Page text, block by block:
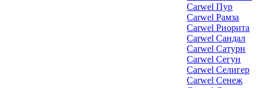
Carwel Пур
Carwel Рамза
Carwel Риорита
Carwel Сандал
Carwel Сатурн
Carwel Сегун
Carwel Селигер
Carwel Сенеж